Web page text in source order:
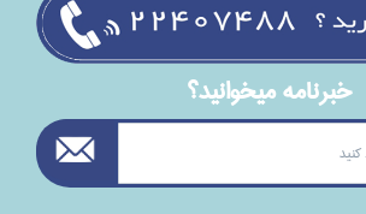
خبرنامه ميخوانيد؟